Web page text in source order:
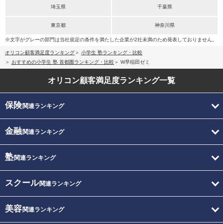
埼玉県 千葉県
東京都 神奈川県
※文字がグレーの部門は当社規定の条件を満たした企業が2社未満のため発表しておりません。
オリコン顧客満足度ランキング
小学生 塾ランキング・比較
おすすめの小学生 塾 首都圏ランキング・比較
W早稲田ゼミ
オリコン顧客満足度ランキング一覧
保険関連ランキング
金融関連ランキング
塾関連ランキング
スクール関連ランキング
美容関連ランキング